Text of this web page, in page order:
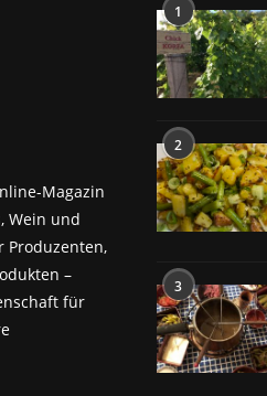
Magazin
Wein und
Produzenten,
–
für
1
2
3